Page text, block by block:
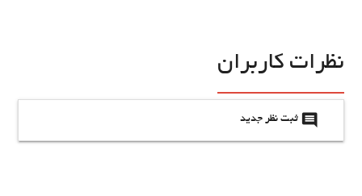
نظرات کاربران
insert_comment ثبت نظر جدید